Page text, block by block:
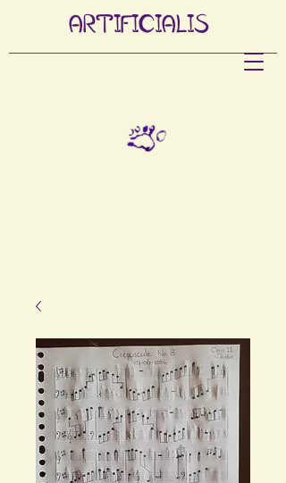
ARTIFICIALIS